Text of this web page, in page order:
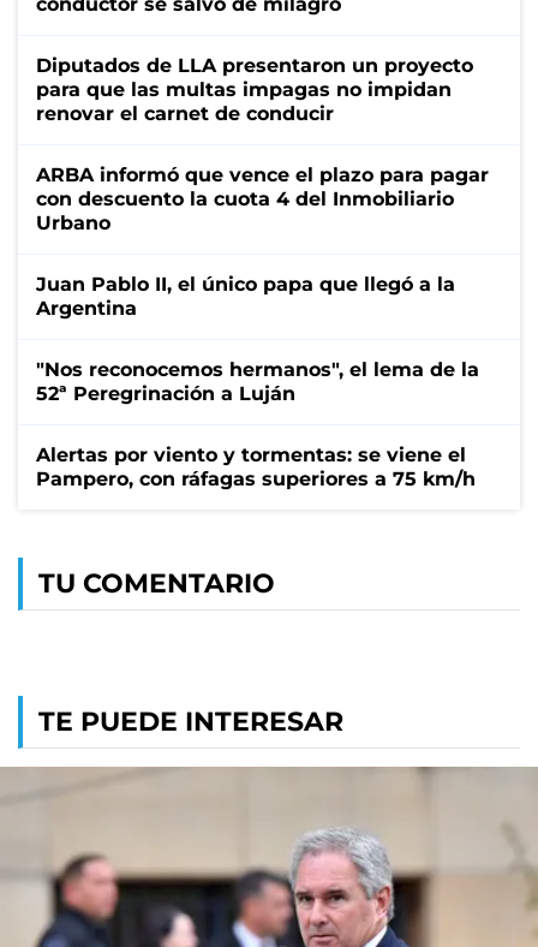
Diputados de LLA presentaron un proyecto
para que las multas impagas no impidan
renovar el carnet de conducir
ARBA informó que vence el plazo para pagar
con descuento la cuota 4 del Inmobiliario
Urbano
Juan Pablo II, el único papa que llegó a la
Argentina
"Nos reconocemos hermanos", el lema de la
52ª Peregrinación a Luján
Alertas por viento y tormentas: se viene el
Pampero, con ráfagas superiores a 75 km/h
TU COMENTARIO
TE PUEDE INTERESAR